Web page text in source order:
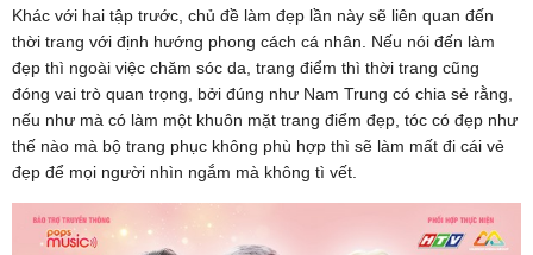
Khác với hai tập trước, chủ đề làm đẹp lần này sẽ liên quan đến
thời trang với định hướng phong cách cá nhân. Nếu nói đến làm
đẹp thì ngoài việc chăm sóc da, trang điểm thì thời trang cũng
đóng vai trò quan trọng, bởi đúng như Nam Trung có chia sẻ rằng,
nếu như mà có làm một khuôn mặt trang điểm đẹp, tóc có đẹp như
thế nào mà bộ trang phục không phù hợp thì sẽ làm mất đi cái vẻ
đẹp để mọi người nhìn ngắm mà không tì vết.